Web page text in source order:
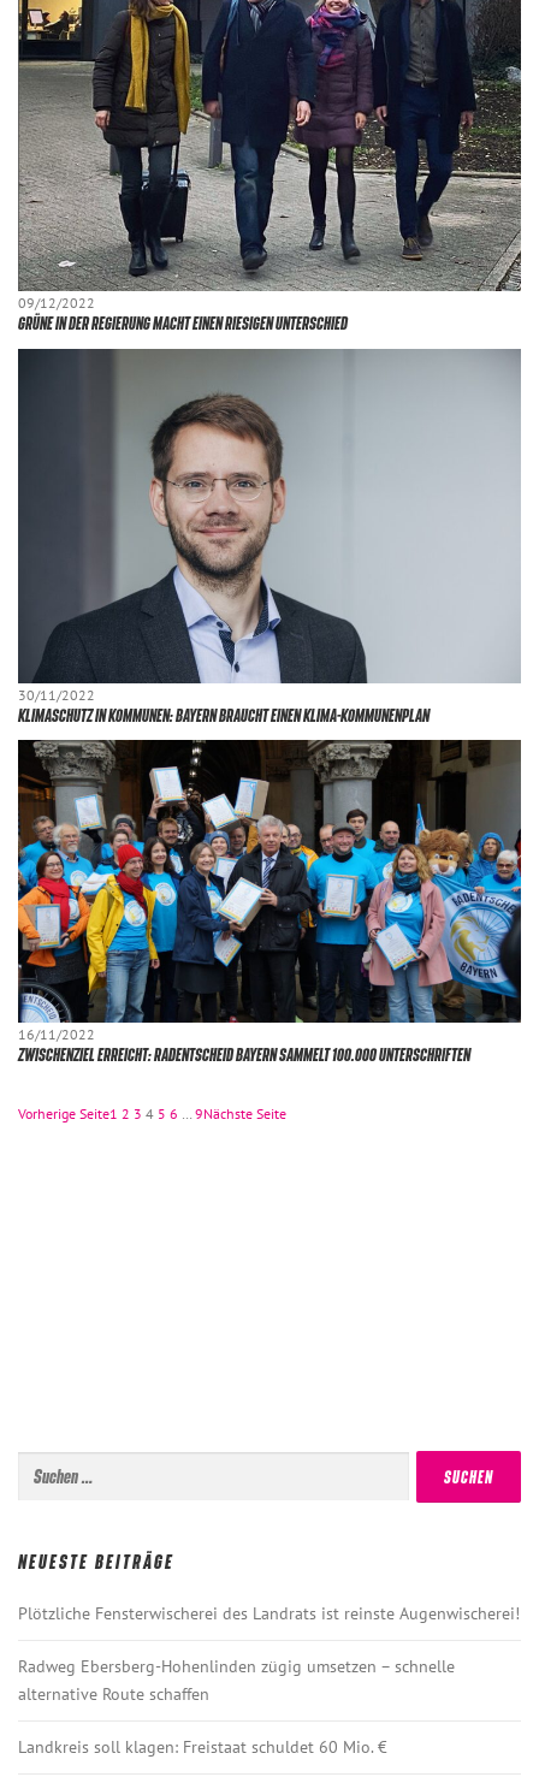
09/12/2022
GRÜNE IN DER REGIERUNG MACHT EINEN RIESIGEN UNTERSCHIED
30/11/2022
KLIMASCHUTZ IN KOMMUNEN: BAYERN BRAUCHT EINEN KLIMA-KOMMUNENPLAN
16/11/2022
ZWISCHENZIEL ERREICHT: RADENTSCHEID BAYERN SAMMELT 100.000 UNTERSCHRIFTEN
Vorherige Seite1 2 3 4 5 6 9Nächste Seite
nach:
NEUESTE BEITRÄGE
Plötzliche Fensterwischerei des Landrats ist reinste Augenwischerei!
Radweg Ebersberg-Hohenlinden zügig umsetzen – schnelle
alternative Route schaffen
Landkreis soll klagen: Freistaat schuldet 60 Mio. €